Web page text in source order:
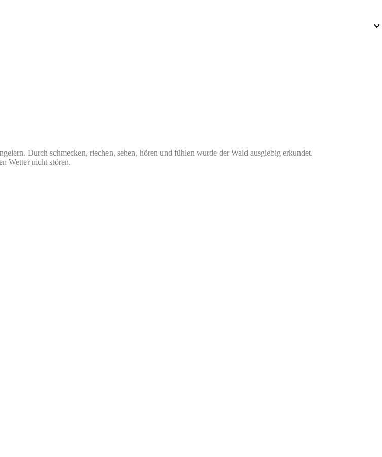
Durch schmecken, riechen, sehen, hören und fühlen wurde der Wald ausgiebig erkundet.
Wetter nicht stören.